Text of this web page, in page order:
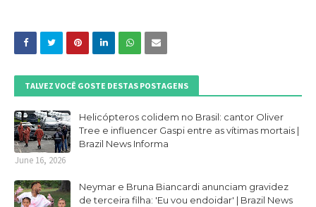
TALVEZ VOCÊ GOSTE DESTAS POSTAGENS
Helicópteros colidem no Brasil: cantor Oliver
Tree e influencer Gaspi entre as vítimas mortais |
Brazil News Informa
June 16, 2026
Neymar e Bruna Biancardi anunciam gravidez
de terceira filha: 'Eu vou endoidar' | Brazil News